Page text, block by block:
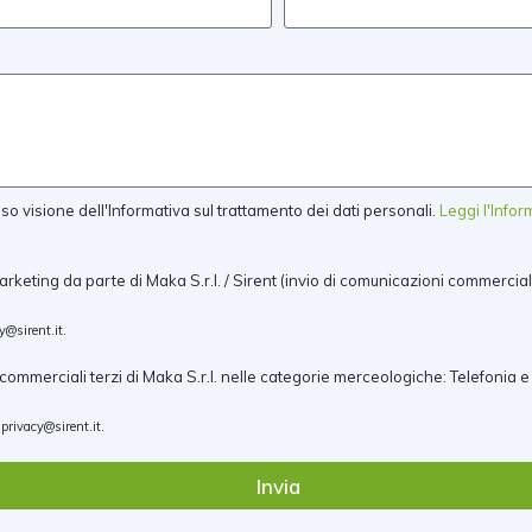
visione dell'Informativa sul trattamento dei dati personali. Leggi
da parte di Maka S.r.l. / Sirent (invio di comunicazioni
.
terzi di Maka S.r.l. nelle categorie merceologiche: Telefonia
privacy@sirent.it.
Invia